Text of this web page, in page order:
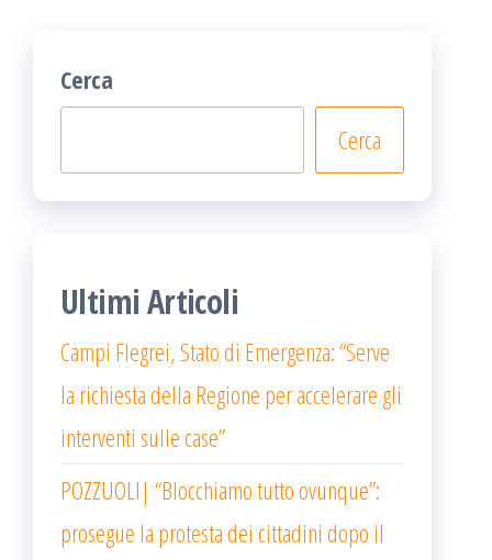
Cerca
Cerca
Ultimi Articoli
Campi Flegrei, Stato di Emergenza: “Serve
la richiesta della Regione per accelerare gli
interventi sulle case”
POZZUOLI| “Blocchiamo tutto ovunque”:
prosegue la protesta dei cittadini dopo il